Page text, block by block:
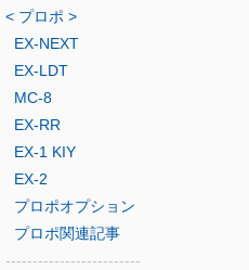
< プロポ >
EX-NEXT
EX-LDT
MC-8
EX-RR
EX-1 KIY
EX-2
プロポオプション
プロポ関連記事
-------------------------